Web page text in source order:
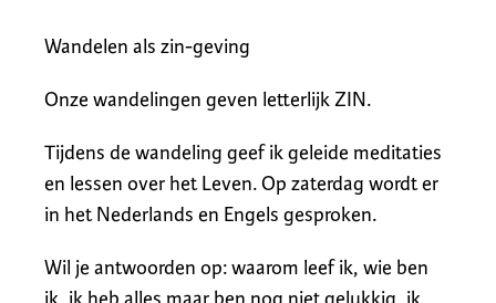
Wandelen als zin-geving
Onze wandelingen geven letterlijk ZIN.
Tijdens de wandeling geef ik geleide meditaties
en lessen over het Leven. Op zaterdag wordt er
in het Nederlands en Engels gesproken.
Wil je antwoorden op: waarom leef ik, wie ben